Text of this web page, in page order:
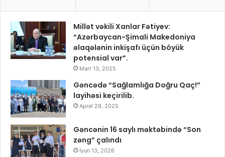
Millət vəkili Xanlar Fətiyev:
“Azərbaycan-Şimali Makedoniya
əlaqələnin inkişafı üçün böyük
potensial var”.
Mart 13, 2025
Gəncədə “Sağlamlığa Doğru Qaç!”
layihəsi keçirilib.
Aprel 29, 2025
Gəncənin 16 saylı məktəbində “Son
zəng” çalındı
İyun 13, 2026